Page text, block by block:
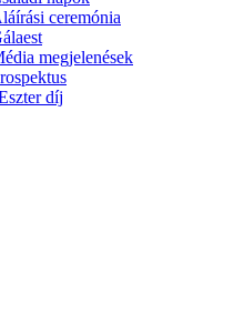
ceremónia
megjelenések
díj